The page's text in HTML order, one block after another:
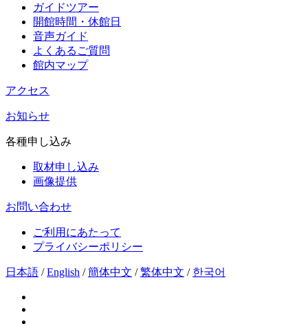
ガイドツアー
開館時間・休館日
音声ガイド
よくあるご質問
館内マップ
アクセス
お知らせ
各種申し込み
取材申し込み
画像提供
お問い合わせ
ご利用にあたって
プライバシーポリシー
日本語 /English /簡体中文 /繁体中文 / 한국어